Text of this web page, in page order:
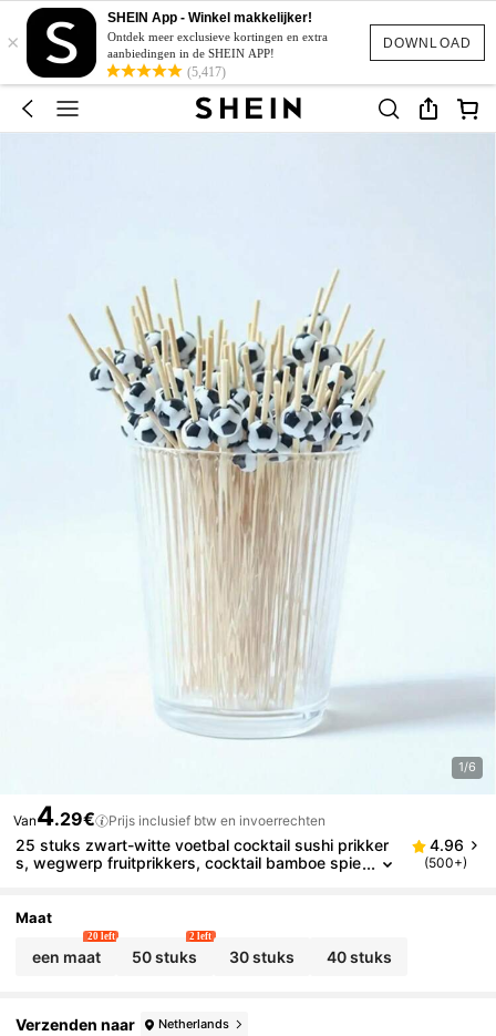
DOWNLOAD
×
SHEIN App - Winkel makkelijker!
Ontdek meer exclusieve kortingen en extra
aanbiedingen in de SHEIN APP!
(5,417)
1/6
Van4.29€ Prijs inclusief btw en invoerrechten
25 stuks zwart-witte voetbal cocktail sushi prikker
s, wegwerp fruitprikkers, cocktail bamboe spie
prikkers, Kerstmis
4.96
(500+)
Maat
een maat
20 left
50 stuks
2 left
30 stuks 40 stuks
Verzenden naar Netherlands